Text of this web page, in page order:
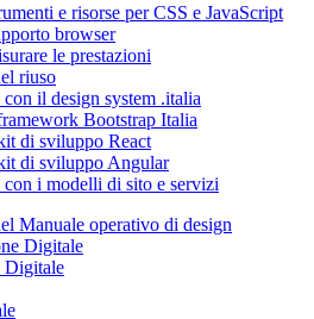
e risorse per CSS e JavaScript
browser
le prestazioni
riuso
il design system .italia
Bootstrap Italia
di sviluppo React
di sviluppo Angular
i modelli di sito e servizi
Manuale operativo di design
Digitale